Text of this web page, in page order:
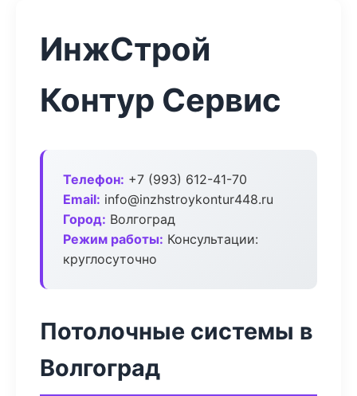
ИнжСтрой
Контур Сервис
Телефон: +7 (993) 612-41-70
Email: info@inzhstroykontur448.ru
Город: Волгоград
Режим работы: Консультации:
круглосуточно
Потолочные системы в
Волгоград